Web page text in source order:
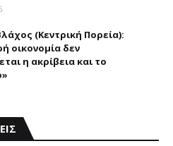
(Κεντρική Πορεία):
οικονομία δεν
η ακρίβεια και το